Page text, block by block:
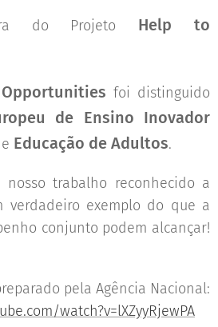
do Projeto Help to
foi distinguido
de Ensino Inovador
Educação de Adultos.
trabalho reconhecido a
verdadeiro exemplo do que a
conjunto podem alcançar!
pela Agência Nacional:
watch?v=lXZyyRjewPA